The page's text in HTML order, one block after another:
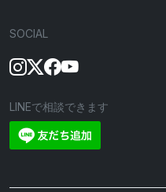
SOCIAL
LINEで相談できます